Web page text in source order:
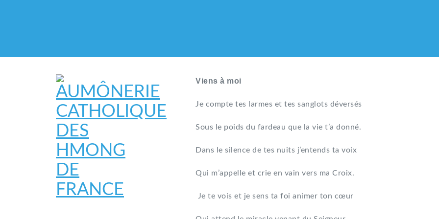
Viens à moi
Je compte tes larmes et tes sanglots déversés
Sous le poids du fardeau que la vie t’a donné.
Dans le silence de tes nuits j’entends ta voix
Qui m’appelle et crie en vain vers ma Croix.
Je te vois et je sens ta foi animer ton cœur